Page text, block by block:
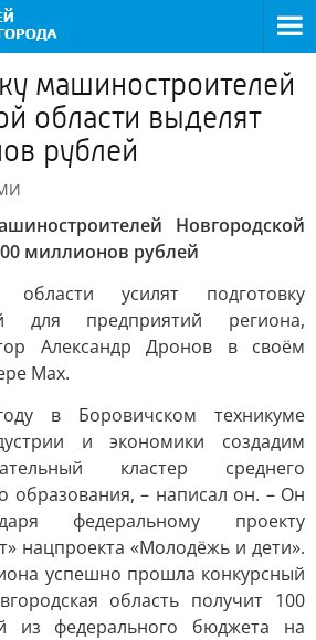
машиностроителей
области выделят
рублей
Новгородской
миллионов рублей
усилят подготовку
для предприятий региона,
Александр Дронов в своём
Max.
в Боровичском техникуме
и экономики создадим
кластер среднего
образования, – написал он. – Он
федеральному проекту
нацпроекта «Молодёжь и дети».
успешно прошла конкурсный
область получит 100
из федерального бюджета на